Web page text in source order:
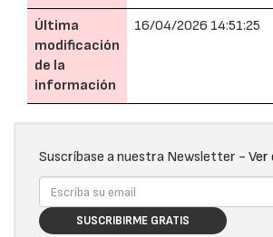
Última
modificación
de la
información
16/04/2026 14:51:25
Suscríbase a nuestra Newsletter - Ver
SUSCRIBIRME GRATIS